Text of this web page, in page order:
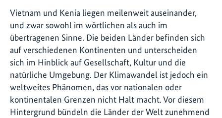
Vietnam und Kenia liegen meilenweit auseinander,
und zwar sowohl im wörtlichen als auch im
übertragenen Sinne. Die beiden Länder befinden sich
auf verschiedenen Kontinenten und unterscheiden
sich im Hinblick auf Gesellschaft, Kultur und die
natürliche Umgebung. Der Klimawandel ist jedoch ein
weltweites Phänomen, das vor nationalen oder
kontinentalen Grenzen nicht Halt macht. Vor diesem
Hintergrund bündeln die Länder der Welt zunehmend